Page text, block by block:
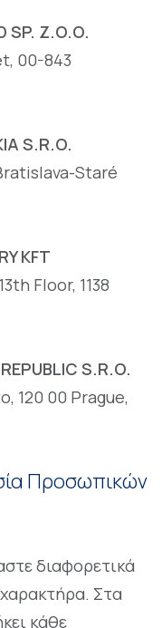
SP. Z.O.O.
00-843
S.R.O.
Staré
KFT
Floor, 1138
S.R.O.
120 00 Prague,
Προσωπικών
διαφορετικά
Στα
κάθε